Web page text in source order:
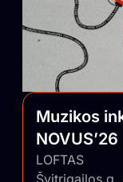
Muzikos
NOVUS’26
LOFTAS
Švitrigailos g.